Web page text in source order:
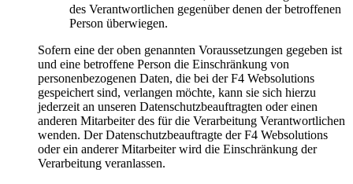
des Verantwortlichen gegenüber denen der betroffenen
Person überwiegen.
Sofern eine der oben genannten Voraussetzungen gegeben ist
und eine betroffene Person die Einschränkung von
personenbezogenen Daten, die bei der F4 Websolutions
gespeichert sind, verlangen möchte, kann sie sich hierzu
jederzeit an unseren Datenschutzbeauftragten oder einen
anderen Mitarbeiter des für die Verarbeitung Verantwortlichen
wenden. Der Datenschutzbeauftragte der F4 Websolutions
oder ein anderer Mitarbeiter wird die Einschränkung der
Verarbeitung veranlassen.